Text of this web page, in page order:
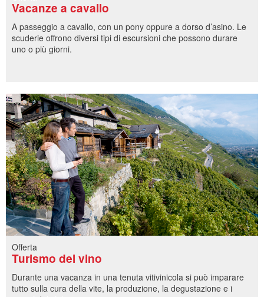
Vacanze a cavallo
A passeggio a cavallo, con un pony oppure a dorso d’asino. Le
scuderie offrono diversi tipi di escursioni che possono durare
uno o più giorni.
Offerta
Turismo del vino
Durante una vacanza in una tenuta vitivinicola si può imparare
tutto sulla cura della vite, la produzione, la degustazione e i